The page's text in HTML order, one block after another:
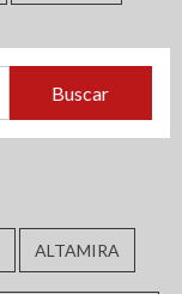
ALTAMIRA